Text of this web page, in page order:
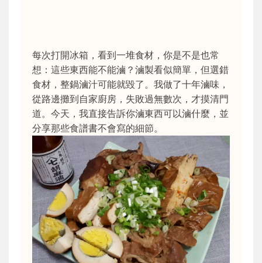
每次打開冰箱，看到一堆食材，你是不是也常
想：這些東西能不能滷？滷製看似簡單，但選錯
食材，整鍋滷汁可能就毀了。我做了十年滷味，
從路邊攤到自家廚房，失敗過無數次，才摸清門
道。今天，我直接告訴你滷東西可以滷什麼，並
分享那些食譜書不會寫的細節。